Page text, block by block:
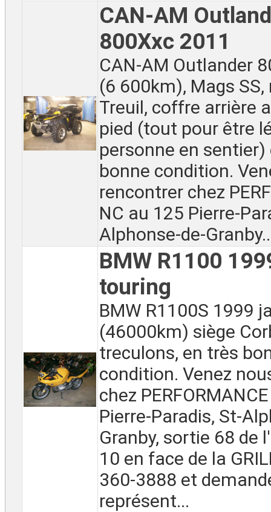
CAN-AM
800Xxc 2011
CAN-AM Outlander
(6 600km), Mags SS,
Treuil, coffre arrière
pied (tout pour être
personne en sentier)
bonne condition.
rencontrer chez
NC au 125 Pierre-
Alphonse-de-
BMW R1100
touring
BMW R1100S 1999
(46000km) siège
treculons, en très
condition. Venez
chez
Pierre-Paradis, St-
Granby, sortie 68 de
10 en face de la
360-3888 et
représent...